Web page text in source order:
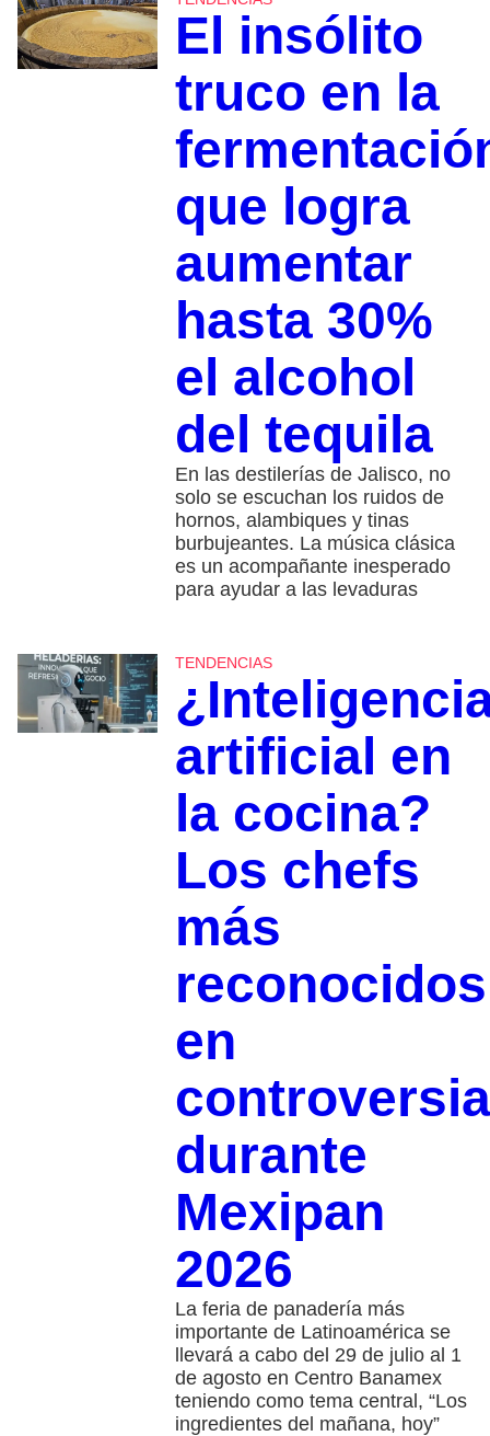
El insólito
truco en la
que logra
aumentar
hasta 30%
el alcohol
del tequila
En las destilerías de Jalisco, no
solo se escuchan los ruidos de
hornos, alambiques y tinas
burbujeantes. La música clásica
es un acompañante inesperado
para ayudar a las levaduras
TENDENCIAS
artificial en
la cocina?
Los chefs
más
reconocidos
en
controversia
durante
Mexipan
2026
La feria de panadería más
importante de Latinoamérica se
llevará a cabo del 29 de julio al 1
de agosto en Centro Banamex
teniendo como tema central, “Los
ingredientes del mañana, hoy”